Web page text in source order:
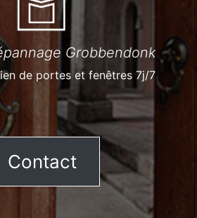
Grobbendonk
de portes et fenêtres 7j/7
Contact